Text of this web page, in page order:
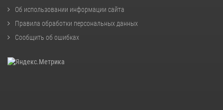
Об использовании информации сайта
Правила обработки персональных данных
Сообщить об ошибках